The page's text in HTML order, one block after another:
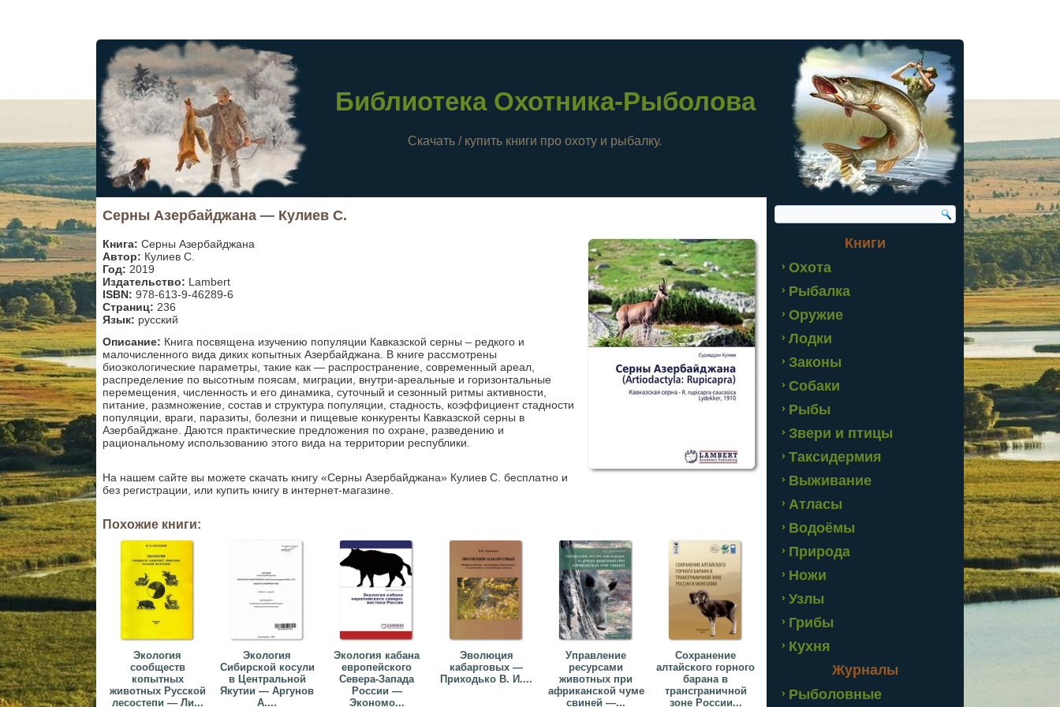
Библиотека Охотника-Рыболова
Скачать / купить книги про охоту и рыбалку.
Серны Азербайджана — Кулиев С.
Книга: Серны Азербайджана
Автор: Кулиев С.
Год: 2019
Издательство: Lambert
ISBN: 978-613-9-46289-6
Страниц: 236
Язык: русский
Описание: Книга посвящена изучению популяции Кавказской серны – редкого и
малочисленного вида диких копытных Азербайджана. В книге рассмотрены
биоэкологические параметры, такие как — распространение, современный ареал,
распределение по высотным поясам, миграции, внутри-ареальные и горизонтальные
перемещения, численность и его динамика, суточный и сезонный ритмы активности,
питание, размножение, состав и структура популяции, стадность, коэффициент стадности
популяции, враги, паразиты, болезни и пищевые конкуренты Кавказской серны в
Азербайджане. Даются практические предложения по охране, разведению и
рациональному использованию этого вида на территории республики.
На нашем сайте вы можете скачать книгу «Серны Азербайджана» Кулиев С. бесплатно и
без регистрации, или купить книгу в интернет-магазине.
Похожие книги:
Экология
сообществ
копытных
животных Русской
лесостепи — Ли...
Экология
Сибирской косули
в Центральной
Якутии — Аргунов
А....
Экология кабана
европейского
Севера-Запада
России —
Экономо...
Эволюция
кабарговых —
Приходько В. И....
Управление
ресурсами
животных при
африканской чуме
свиней —...
Сохранение
алтайского горного
барана в
трансграничной
зоне России...
Книги
Охота
Рыбалка
Оружие
Лодки
Законы
Собаки
Рыбы
Звери и птицы
Таксидермия
Выживание
Атласы
Водоёмы
Природа
Ножи
Узлы
Грибы
Кухня
Журналы
Рыболовные